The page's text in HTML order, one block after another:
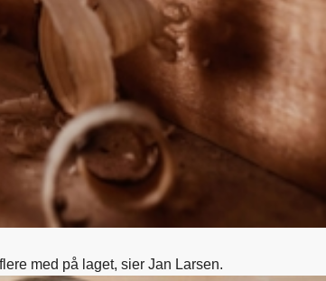
med på laget, sier Jan Larsen.